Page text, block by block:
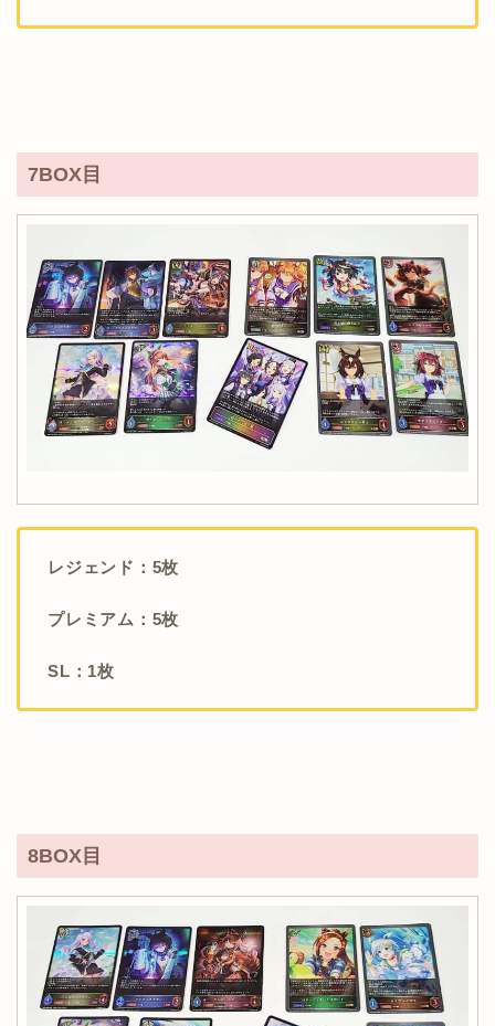
7BOX目
レジェンド：5枚
プレミアム：5枚
SL：1枚
8BOX目